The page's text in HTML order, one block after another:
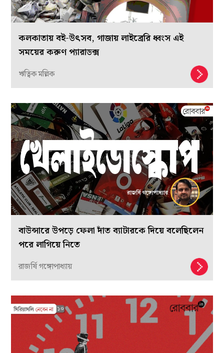
কলকাতায় বই-উৎসব, গাজায় লাইব্রেরি ধ্বংস এই
সময়ের করুণ প্যারাডক্স
ঋত্বিক মল্লিক
বাউন্সারে উপড়ে ফেলা দাঁত ব্যাটারকে দিয়ে বলেছিলেন
পরে লাগিয়ে নিতে
রাজর্ষি গঙ্গোপাধ্যায়